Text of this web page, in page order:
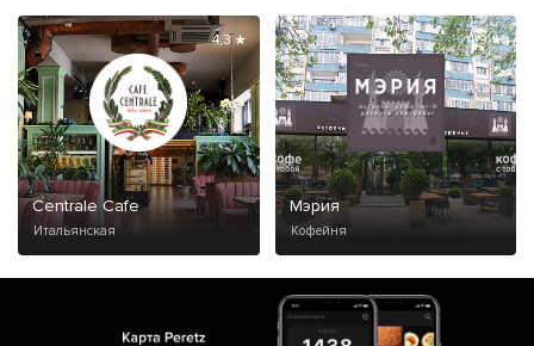
Centrale Cafe
Итальянская
4,3 ★
Мэрия
Кофейня
4,9 ★